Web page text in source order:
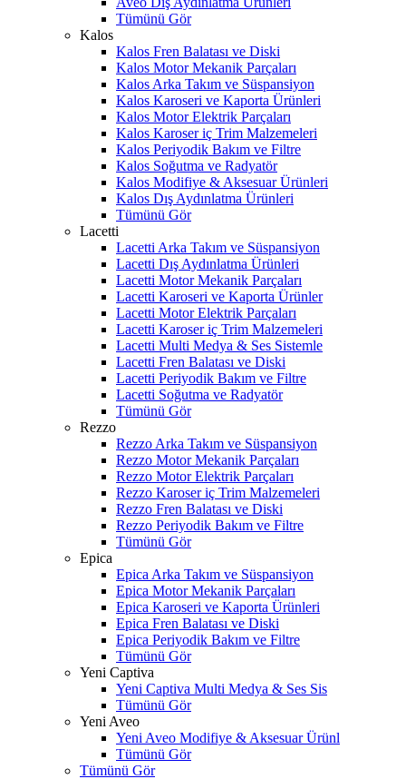
Tümünü Gör
Kalos
Kalos Fren Balatası ve Diski
Kalos Motor Mekanik Parçaları
Kalos Arka Takım ve Süspansiyon
Kalos Karoseri ve Kaporta Ürünleri
Kalos Motor Elektrik Parçaları
Kalos Karoser iç Trim Malzemeleri
Kalos Periyodik Bakım ve Filtre
Kalos Soğutma ve Radyatör
Kalos Modifiye & Aksesuar Ürünleri
Kalos Dış Aydınlatma Ürünleri
Tümünü Gör
Lacetti
Lacetti Arka Takım ve Süspansiyon
Lacetti Dış Aydınlatma Ürünleri
Lacetti Motor Mekanik Parçaları
Lacetti Karoseri ve Kaporta Ürünler
Lacetti Motor Elektrik Parçaları
Lacetti Karoser iç Trim Malzemeleri
Lacetti Multi Medya & Ses Sistemle
Lacetti Fren Balatası ve Diski
Lacetti Periyodik Bakım ve Filtre
Lacetti Soğutma ve Radyatör
Tümünü Gör
Rezzo
Rezzo Arka Takım ve Süspansiyon
Rezzo Motor Mekanik Parçaları
Rezzo Motor Elektrik Parçaları
Rezzo Karoser iç Trim Malzemeleri
Rezzo Fren Balatası ve Diski
Rezzo Periyodik Bakım ve Filtre
Tümünü Gör
Epica
Epica Arka Takım ve Süspansiyon
Epica Motor Mekanik Parçaları
Epica Karoseri ve Kaporta Ürünleri
Epica Fren Balatası ve Diski
Epica Periyodik Bakım ve Filtre
Tümünü Gör
Yeni Captiva
Yeni Captiva Multi Medya & Ses Sis
Tümünü Gör
Yeni Aveo
Yeni Aveo Modifiye & Aksesuar Ürünl
Tümünü Gör
Tümünü Gör